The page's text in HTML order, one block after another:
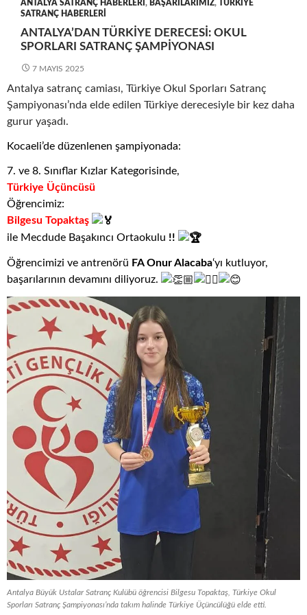
ANTALYA SATRANÇ HABERLERI , BAŞARILARIMIZ, TÜRKIYE
SATRANÇ HABERLERI
ANTALYA’DAN TÜRKIYE DERECESI: OKUL
SPORLARI SATRANÇ ŞAMPIYONASI
7 MAYIS 2025
Antalya satranç camiası, Türkiye Okul Sporları Satranç
Şampiyonası’nda elde edilen Türkiye derecesiyle bir kez daha
gurur yaşadı.
Kocaeli’de düzenlenen şampiyonada:
7. ve 8. Sınıflar Kızlar Kategorisinde,
Türkiye Üçüncüsü
Öğrencimiz:
Bilgesu Topaktaş
ile Mecdude Başakıncı Ortaokulu !!
Öğrencimizi ve antrenörü FA Onur Alacaba‘yı kutluyor,
başarılarının devamını diliyoruz.
Antalya Büyük Ustalar Satranç Kulübü öğrencisi Bilgesu Topaktaş, Türkiye Okul
Sporları Satranç Şampiyonası’nda takım halinde Türkiye Üçüncülüğü elde etti.